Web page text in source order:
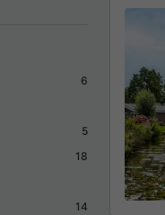
6
5
18
14